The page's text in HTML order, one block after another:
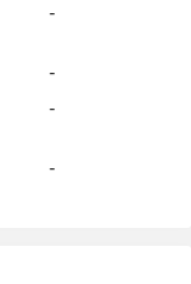
-
-
-
-